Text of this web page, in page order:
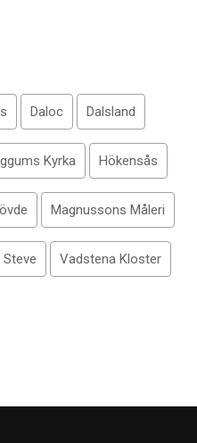
Daloc Dalsland
Kyrka Hökensås
Magnussons Måleri
Steve Vadstena Kloster